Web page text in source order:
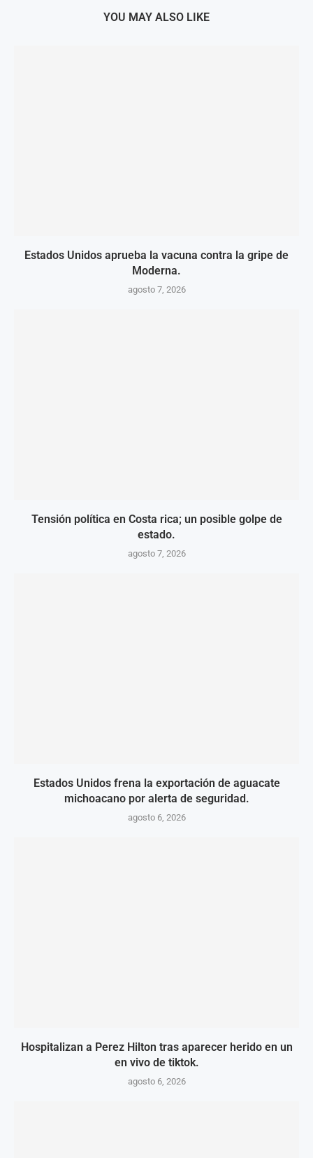
YOU MAY ALSO LIKE
Estados Unidos aprueba la vacuna contra la gripe de
Moderna.
agosto 7, 2026
Tensión política en Costa rica; un posible golpe de
estado.
agosto 7, 2026
Estados Unidos frena la exportación de aguacate
michoacano por alerta de seguridad.
agosto 6, 2026
Hospitalizan a Perez Hilton tras aparecer herido en un
en vivo de tiktok.
agosto 6, 2026